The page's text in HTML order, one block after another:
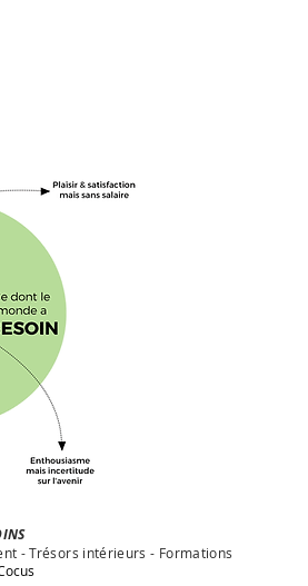
- Trésors intérieurs - Formations